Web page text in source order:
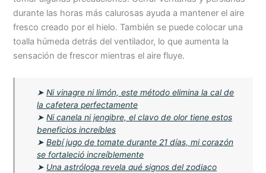
durante las horas más calurosas ayuda a mantener el aire
fresco creado por el hielo. También se puede colocar una
toalla húmeda detrás del ventilador, lo que aumenta la
sensación de frescor mientras el aire fluye.
➤Ni vinagre ni limón, este método elimina la cal de
la cafetera perfectamente
➤Ni canela ni jengibre, el clavo de olor tiene estos
beneficios increíbles
➤Bebí jugo de tomate durante 21 días, mi corazón
se fortaleció increíblemente
➤ Una astróloga revela qué signos del zodiaco